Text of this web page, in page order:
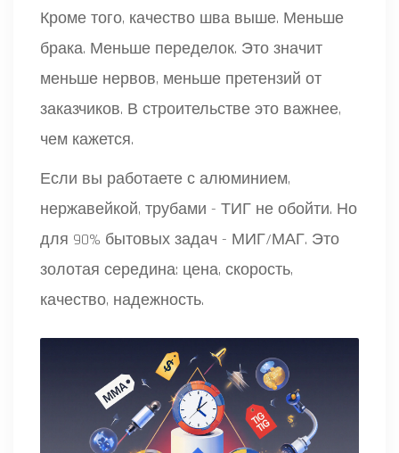
Кроме того, качество шва выше. Меньше
брака. Меньше переделок. Это значит
меньше нервов, меньше претензий от
заказчиков. В строительстве это важнее,
чем кажется.
Если вы работаете с алюминием,
нержавейкой, трубами - ТИГ не обойти. Но
для 90% бытовых задач - МИГ/МАГ. Это
золотая середина: цена, скорость,
качество, надежность.